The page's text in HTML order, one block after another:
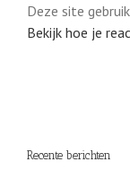
Deze site
Bekijk hoe je
Recente berichten